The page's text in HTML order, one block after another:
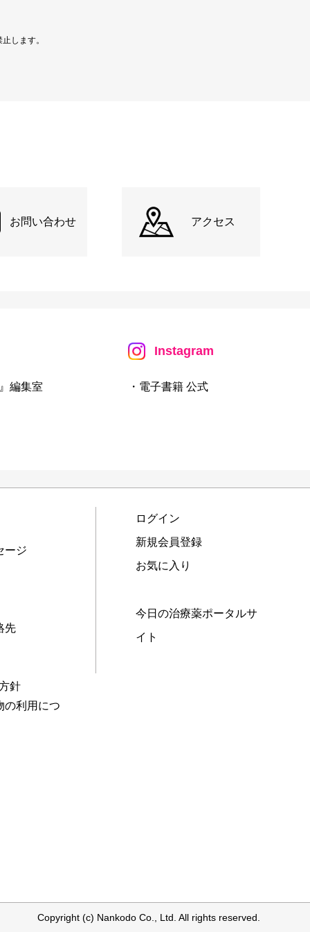
します。
お問い合わせ アクセス
編集室
Instagram
・電子書籍 公式
ージ
先
針
の利用につ
ログイン
新規会員登録
お気に入り
今日の治療薬ポータルサ
イト
Copyright (c) Nankodo Co., Ltd. All rights reserved.